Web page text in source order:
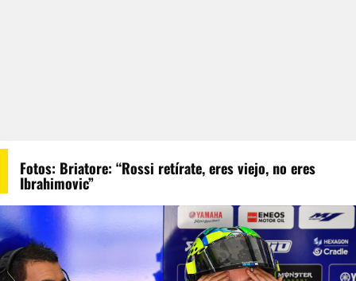
Fotos: Briatore: “Rossi retírate, eres viejo, no eres
Ibrahimovic”